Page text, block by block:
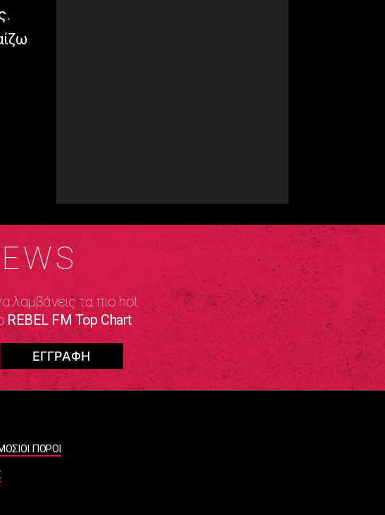
λαμβάνεις τα πιο hot
REBEL FM Top Chart
ΠΟΡΟΙ